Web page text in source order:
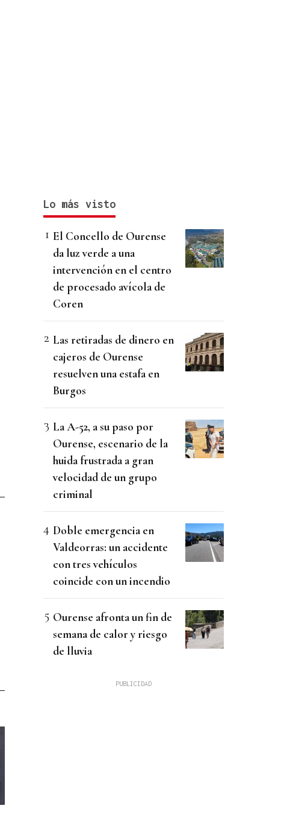
Lo más visto
El Concello de Ourense
da luz verde a una
intervención en el centro
de procesado avícola de
Coren
Las retiradas de dinero en
cajeros de Ourense
resuelven una estafa en
Burgos
La A-52, a su paso por
Ourense, escenario de la
huida frustrada a gran
velocidad de un grupo
criminal
Doble emergencia en
Valdeorras: un accidente
con tres vehículos
coincide con un incendio
Ourense afronta un fin de
semana de calor y riesgo
de lluvia